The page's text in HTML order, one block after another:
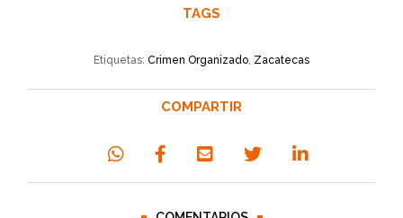
TAGS
Etiquetas: Crimen Organizado, Zacatecas
COMPARTIR